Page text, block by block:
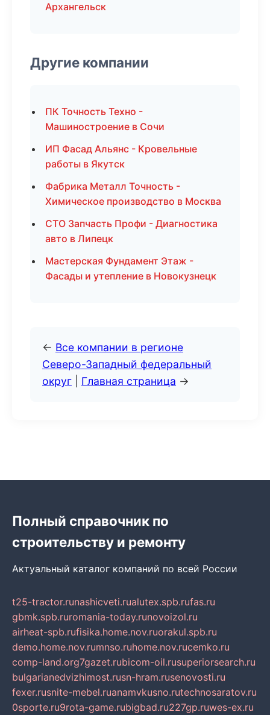
Архангельск
Другие компании
ПК Точность Техно -
Машиностроение в Сочи
ИП Фасад Альянс - Кровельные
работы в Якутск
Фабрика Металл Точность -
Химическое производство в Москва
СТО Запчасть Профи - Диагностика
авто в Липецк
Мастерская Фундамент Этаж -
Фасады и утепление в Новокузнецк
← Все компании в регионе
Северо-Западный федеральный
округ
Главная страница →
Полный справочник по
строительству и ремонту
Актуальный каталог компаний по всей России
t25-tractor.runashicveti.rualutex.spb.rufas.ru
gbmk.spb.ruromania-today.runovoizol.ru
airheat-spb.rufisika.home.nov.ruorakul.spb.ru
demo.home.nov.rumnso.ruhome.nov.rucemko.ru
comp-land.org7gazet.rubicom-oil.rusuperiorsearch.ru
bulgarianedvizhimost.rusn-hram.rusenovosti.ru
fexer.rusnite-mebel.ruanamvkusno.rutechnosaratov.ru
0sporte.ru9rota-game.rubigbad.ru227gp.ruwes-ex.ru